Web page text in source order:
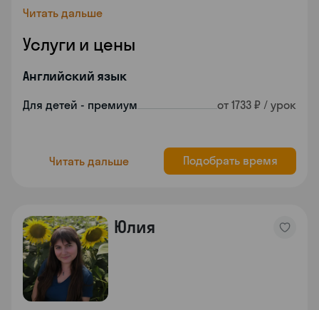
Читать дальше
Услуги и цены
Английский язык
Для детей - премиум от 1733 ₽ / урок
Читать дальше Подобрать время
Юлия